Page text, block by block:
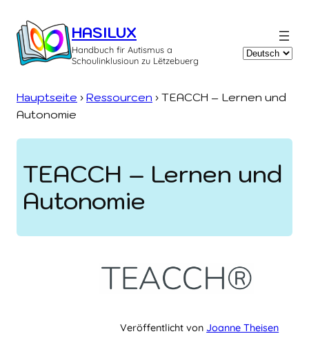
Inhalt
springen
HASILUX
Handbuch fir Autismus a
Schoulinklusioun zu Lëtzebuerg
Sprache
Hauptseite ›Ressourcen ›TEACCH – Lernen und
Autonomie
TEACCH – Lernen und
Autonomie
Veröffentlicht von Joanne Theisen